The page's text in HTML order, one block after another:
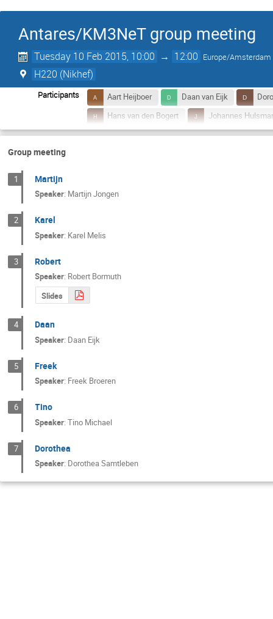
Antares/KM3NeT group meeting
Tuesday 10 Feb 2015, 10:00 → 12:00 Europe/Amsterdam
H220 (Nikhef)
Participants Aart Heijboer Daan van Eijk
Hans van den Bogert
Johannes
Martijn Jongen
Mieke Bouwhuis
Group meeting
1 Martijn
Speaker: Martijn Jongen
2 Karel
Speaker: Karel Melis
3 Robert
Speaker: Robert Bormuth
Slides
4 Daan
Speaker: Daan Eijk
5 Freek
Speaker: Freek Broeren
6 Tino
Speaker:Tino Michael
7 Dorothea
Speaker: Dorothea Samtleben